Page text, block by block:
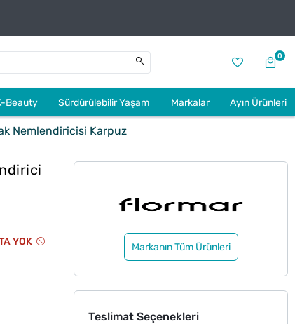
0
Beauty Sürdürülebilir Yaşam Markalar Ayın Ürünleri
Nemlendiricisi Karpuz
YOK Markanın Tüm Ürünleri
Teslimat Seçenekleri